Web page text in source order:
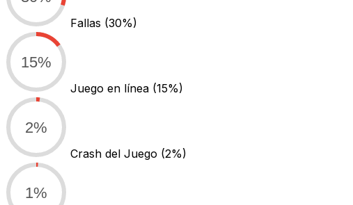
Fallas (30%)
15%
Juego en línea (15%)
2%
Crash del Juego (2%)
1%